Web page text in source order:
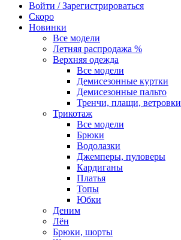
Войти / Зарегистрироваться
Скоро
Новинки
Все модели
Летняя распродажа %
Верхняя одежда
Все модели
Демисезонные куртки
Демисезонные пальто
Тренчи, плащи, ветровки
Трикотаж
Все модели
Брюки
Водолазки
Джемперы, пуловеры
Кардиганы
Платья
Топы
Юбки
Деним
Лён
Брюки, шорты